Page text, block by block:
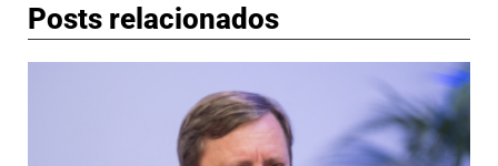
Posts relacionados